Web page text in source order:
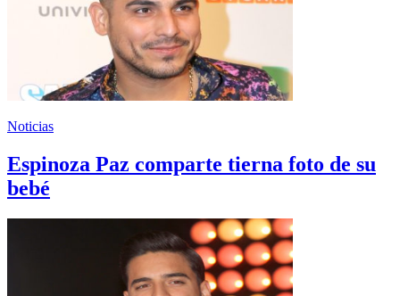
Noticias
Espinoza Paz comparte tierna foto de su
bebé